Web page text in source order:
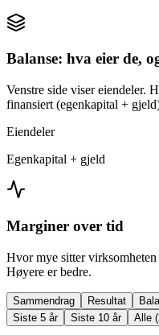
Balanse: hva eier de,
Venstre side viser eiendeler.
finansiert (egenkapital +
Eiendeler
Egenkapital + gjeld
Marginer over tid
Hvor mye sitter
Høyere er bedre.
Sammendrag Resultat
Siste 5 år
Siste 10 år Alle